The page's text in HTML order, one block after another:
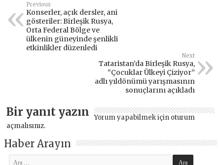
Previous
Konserler, açık dersler, ani
gösteriler: Birleşik Rusya,
Orta Federal Bölge ve
ülkenin güneyinde şenlikli
etkinlikler düzenledi
Next
Tataristan’da Birleşik Rusya,
“Çocuklar Ülkeyi Çiziyor”
adlı yıldönümü yarışmasının
sonuçlarını açıkladı
Bir yanıt yazın Yorum yapabilmek için oturum
açmalısınız.
Haber Arayın